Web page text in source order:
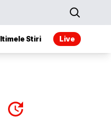
Stiri Live